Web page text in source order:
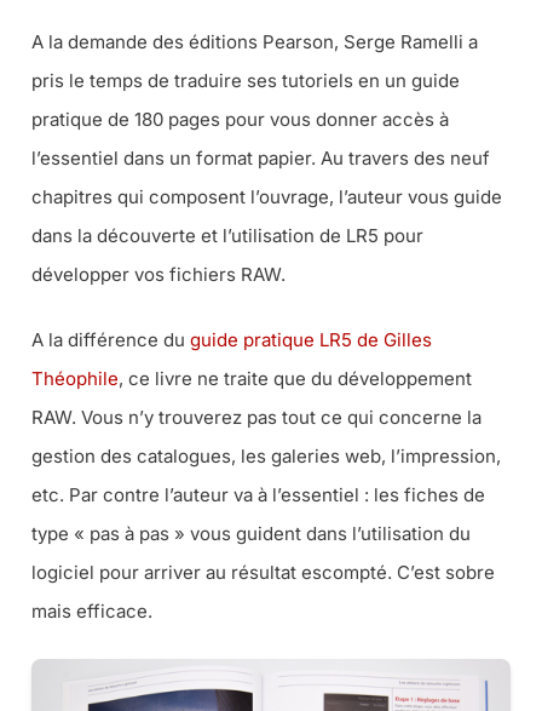
A la demande des éditions Pearson, Serge Ramelli a
pris le temps de traduire ses tutoriels en un guide
pratique de 180 pages pour vous donner accès à
l’essentiel dans un format papier. Au travers des neuf
chapitres qui composent l’ouvrage, l’auteur vous guide
dans la découverte et l’utilisation de LR5 pour
développer vos fichiers RAW.
A la différence du guide pratique LR5 de Gilles
Théophile, ce livre ne traite que du développement
RAW. Vous n’y trouverez pas tout ce qui concerne la
gestion des catalogues, les galeries web, l’impression,
etc. Par contre l’auteur va à l’essentiel : les fiches de
type « pas à pas » vous guident dans l’utilisation du
logiciel pour arriver au résultat escompté. C’est sobre
mais efficace.